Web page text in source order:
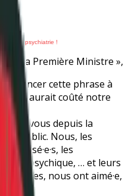
leur psychiatrie !
la Première Ministre »,
cette phrase à
nous aurait coûté notre
à vous depuis la
public. Nous, les
les
psychique, … et leurs
nos vies, nous ont aimé·e,